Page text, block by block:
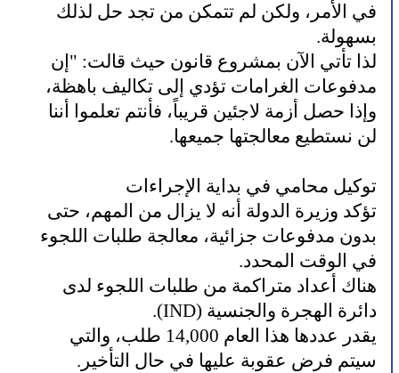
في الأمر، ولكن لم تتمكن من تجد حل لذلك
بسهولة.
لذا تأتي الآن بمشروع قانون حيث قالت: "إن
مدفوعات الغرامات تؤدي إلى تكاليف باهظة،
وإذا حصل أزمة لاجئين قريباً، فأنتم تعلموا أننا
لن نستطيع معالجتها جميعها.
توكيل محامي في بداية الإجراءات
تؤكد وزيرة الدولة أنه لا يزال من المهم، حتى
بدون مدفوعات جزائية، معالجة طلبات اللجوء
في الوقت المحدد.
هناك أعداد متراكمة من طلبات اللجوء لدى
دائرة الهجرة والجنسية (IND).
يقدر عددها هذا العام 14,000 طلب، والتي
سيتم فرض عقوبة عليها في حال التأخير.